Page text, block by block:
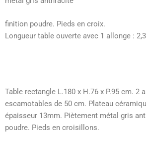
finition poudre. Pieds en croix.
Longueur table ouverte avec 1 allonge :
Table rectangle L.180 x H.76 x P.95 cm. 2
escamotables de 50 cm. Plateau
épaisseur 13mm. Piètement métal gris
poudre. Pieds en croisillons.